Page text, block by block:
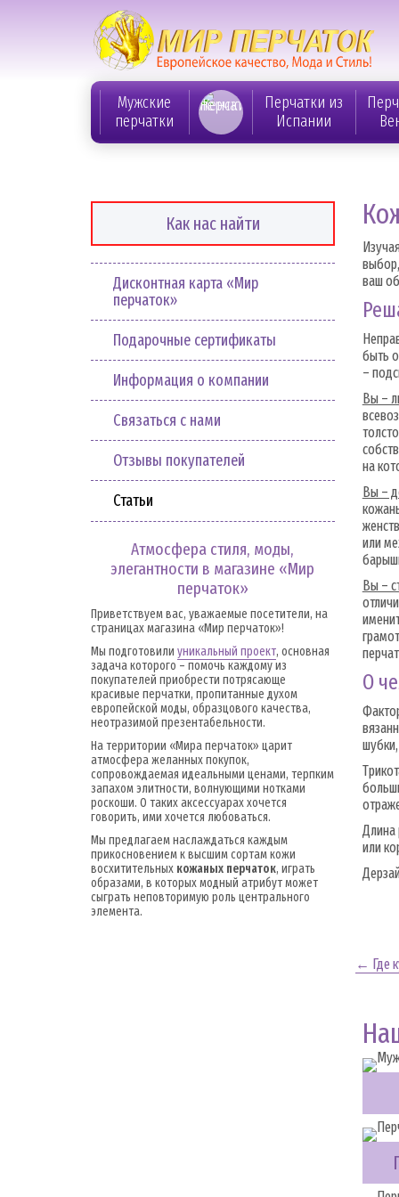
Мужские
перчатки
Перчатки из
Испании
Как нас найти
Дисконтная карта «Мир
перчаток»
Подарочные сертификаты
Информация о компании
Связаться с нами
Отзывы покупателей
Статьи
Атмосфера стиля, моды,
элегантности в магазине «Мир
перчаток»
Приветствуем вас, уважаемые посетители, на
страницах магазина «Мир перчаток»!
Мы подготовили уникальный проект, основная
задача которого – помочь каждому из
покупателей приобрести потрясающе
красивые перчатки, пропитанные духом
европейской моды, образцового качества,
неотразимой презентабельности.
На территории «Мира перчаток» царит
атмосфера желанных покупок,
сопровождаемая идеальными ценами, терпким
запахом элитности, волнующими нотками
роскоши. О таких аксессуарах хочется
говорить, ими хочется любоваться.
Мы предлагаем наслаждаться каждым
прикосновением к высшим сортам кожи
восхитительных кожаных перчаток, играть
образами, в которых модный атрибут может
сыграть неповторимую роль центрального
элемента.
ваш
быть
–
Вы –
на
Вы –
или
Вы –
О
Длина
или
← Где